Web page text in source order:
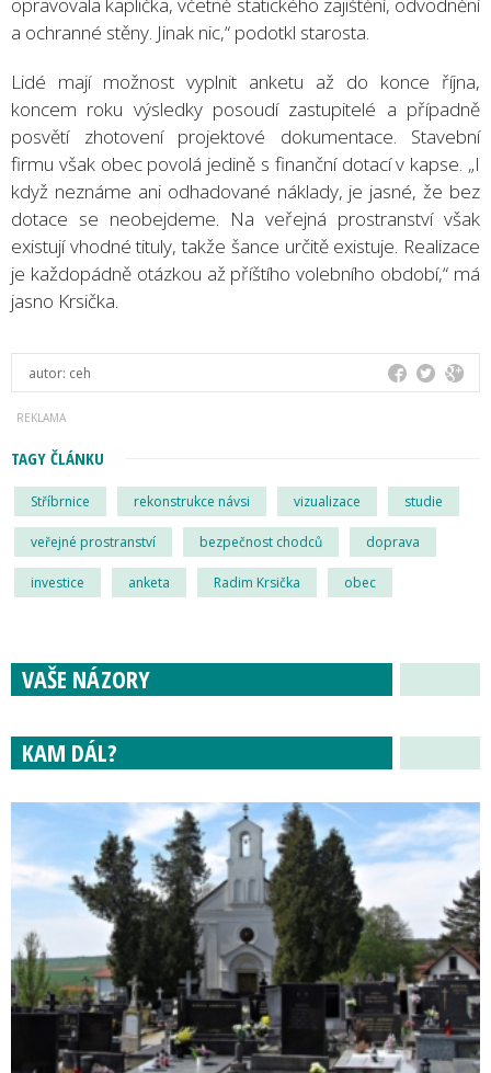
a ochranné stěny. Jinak nic,“ podotkl starosta.
Lidé mají možnost vyplnit anketu až do konce října,
koncem roku výsledky posoudí zastupitelé a případně
posvětí zhotovení projektové dokumentace. Stavební
firmu však obec povolá jedině s finanční dotací v kapse. „I
když neznáme ani odhadované náklady, je jasné, že bez
dotace se neobejdeme. Na veřejná prostranství však
existují vhodné tituly, takže šance určitě existuje. Realizace
je každopádně otázkou až příštího volebního období,“ má
jasno Krsička.
autor: ceh
TAGY ČLÁNKU
Stříbrnice rekonstrukce návsi vizualizace studie
veřejné prostranství bezpečnost chodců doprava
investice anketa Radim Krsička obec
VAŠE NÁZORY
KAM DÁL?